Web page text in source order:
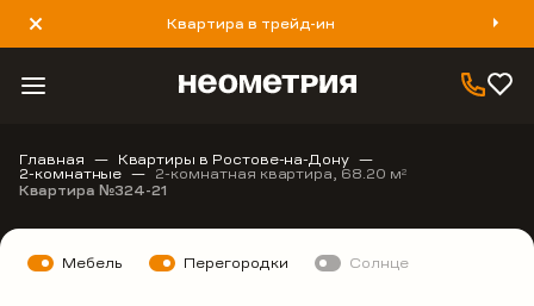
Квартира в трейд-ин
8 800 777 40 93
Главная Квартиры в Ростове-на-Дону
2-комнатные 2-комнатная квартира, 68.20 м2
Квартира №324-21
Мебель Перегородки Солнце